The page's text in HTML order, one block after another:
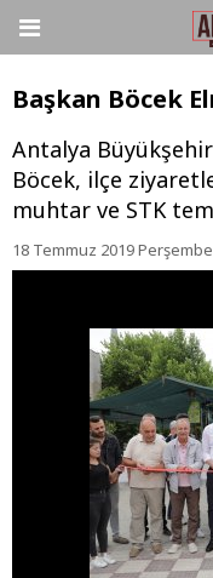
Başkan Böcek
Antalya
Böcek, ilçe
muhtar ve STK
18 Temmuz 2019